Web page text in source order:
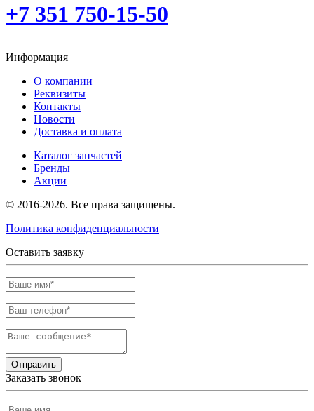
+7 351 750-15-50
Информация
О компании
Реквизиты
Контакты
Новости
Доставка и оплата
Каталог запчастей
Бренды
Акции
© 2016-2026. Все права защищены.
Политика конфиденциальности
Оставить заявку
Отправить
Заказать звонок